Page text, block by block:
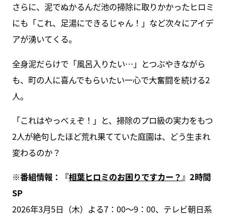
さらに、泥でぬかるんだ池の掃除に取りかかったヒロミ
にも「これ、足湯にできるじゃん！」など次々にアイデ
アが湧いてくる。
全身泥だらけで「風呂入りたい…」とつぶやきながら
も、町の人に喜んでもらいたい一心で大奮闘を続ける2
人。
「これはやっべぇぞ！」と、掃除のプロ級の実力をもつ
2人が絶句したほど荒れ果てていた庭園は、どう生まれ
変わるのか？
※番組情報：『相葉ヒロミのお困りですカー？』2時間
SP
2026年3月5日（木）よる7：00～9：00、テレビ朝日系